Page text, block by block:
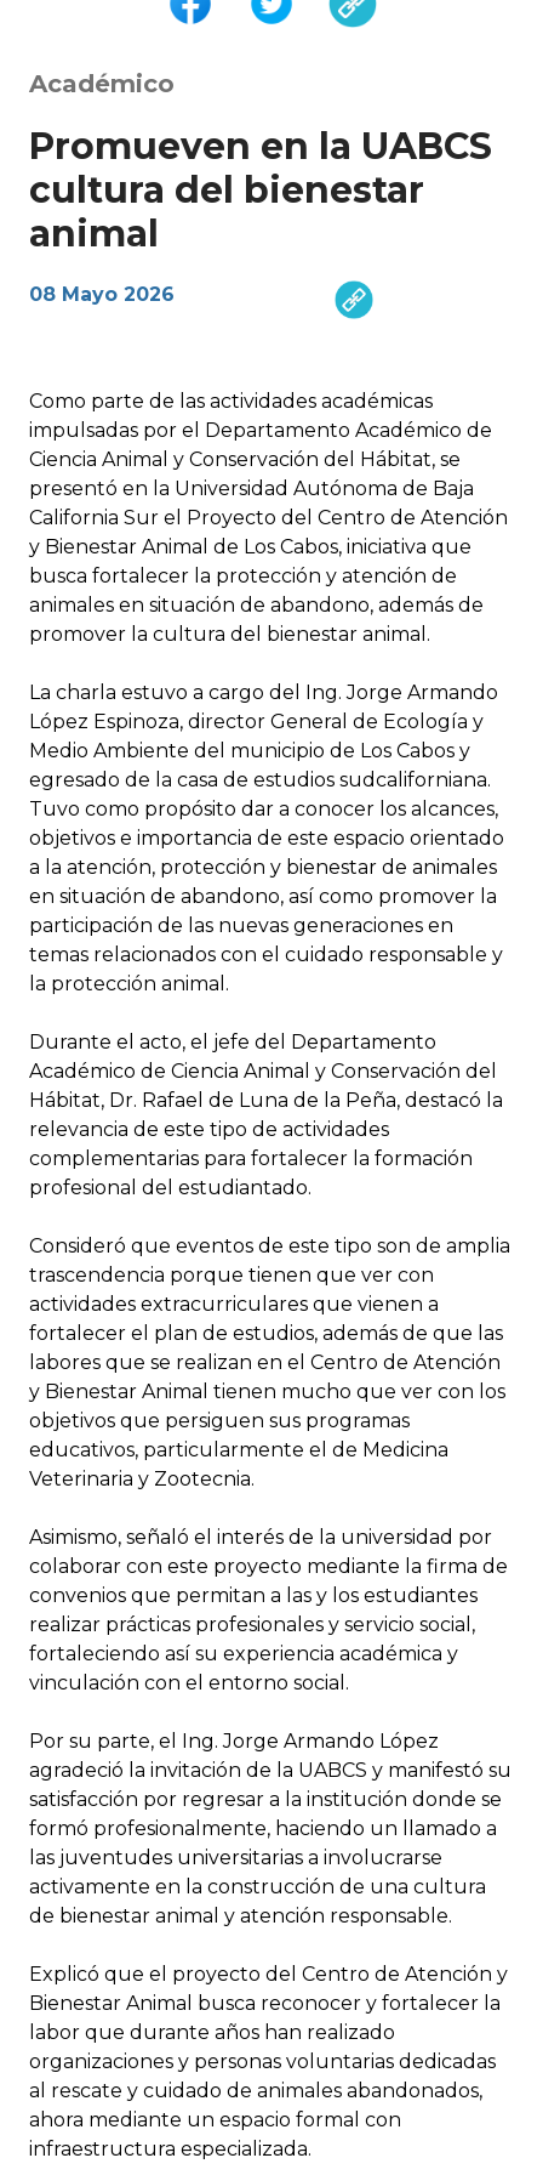
Académico
Promueven en la UABCS
cultura del bienestar
animal
08 Mayo 2026
Como parte de las actividades académicas
impulsadas por el Departamento Académico de
Ciencia Animal y Conservación del Hábitat, se
presentó en la Universidad Autónoma de Baja
California Sur el Proyecto del Centro de Atención
y Bienestar Animal de Los Cabos, iniciativa que
busca fortalecer la protección y atención de
animales en situación de abandono, además de
promover la cultura del bienestar animal.
La charla estuvo a cargo del Ing. Jorge Armando
López Espinoza, director General de Ecología y
Medio Ambiente del municipio de Los Cabos y
egresado de la casa de estudios sudcaliforniana.
Tuvo como propósito dar a conocer los alcances,
objetivos e importancia de este espacio orientado
a la atención, protección y bienestar de animales
en situación de abandono, así como promover la
participación de las nuevas generaciones en
temas relacionados con el cuidado responsable y
la protección animal.
Durante el acto, el jefe del Departamento
Académico de Ciencia Animal y Conservación del
Hábitat, Dr. Rafael de Luna de la Peña, destacó la
relevancia de este tipo de actividades
complementarias para fortalecer la formación
profesional del estudiantado.
Consideró que eventos de este tipo son de amplia
trascendencia porque tienen que ver con
actividades extracurriculares que vienen a
fortalecer el plan de estudios, además de que las
labores que se realizan en el Centro de Atención
y Bienestar Animal tienen mucho que ver con los
objetivos que persiguen sus programas
educativos, particularmente el de Medicina
Veterinaria y Zootecnia.
Asimismo, señaló el interés de la universidad por
colaborar con este proyecto mediante la firma de
convenios que permitan a las y los estudiantes
realizar prácticas profesionales y servicio social,
fortaleciendo así su experiencia académica y
vinculación con el entorno social.
Por su parte, el Ing. Jorge Armando López
agradeció la invitación de la UABCS y manifestó su
satisfacción por regresar a la institución donde se
formó profesionalmente, haciendo un llamado a
las juventudes universitarias a involucrarse
activamente en la construcción de una cultura
de bienestar animal y atención responsable.
Explicó que el proyecto del Centro de Atención y
Bienestar Animal busca reconocer y fortalecer la
labor que durante años han realizado
organizaciones y personas voluntarias dedicadas
al rescate y cuidado de animales abandonados,
ahora mediante un espacio formal con
infraestructura especializada.